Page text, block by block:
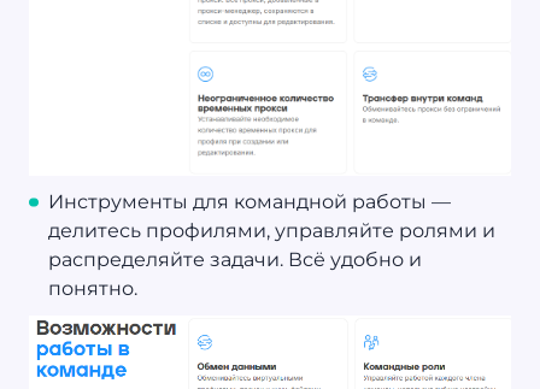
Инструменты для командной работы —
делитесь профилями, управляйте ролями и
распределяйте задачи. Всё удобно и
понятно.